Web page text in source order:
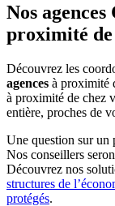
Nos
proximité de
Découvrez les
agences à proximité
à proximité de chez
entière, proches de
Une question sur un
Nos conseillers
Découvrez nos
structures de
protégés.